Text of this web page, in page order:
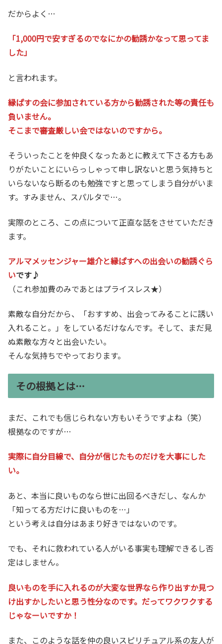
だからよく…
「1,000円で安すぎるのでなにかの勧誘かなって思ってま
した」
と言われます。
縁ぱすの会に参加されている方から勧誘された等の責任も
負いません。
そこまで審査厳しい会ではないのですから。
そういったことを仲良くなったあとに教えて下さる方もあ
りがたいことにいらっしゃって申し訳ないと思う気持ちと
いらないなら断るのも勉強ですと思ってしまう自分がいま
す。すみません、スパルタで…。
実際のところ、この点について正直な話をさせていただき
ます。
アルマメッセンジャー雄介と縁ぱすへの出会いの勧誘ぐら
いです♪
（これ参加費のみであとはプライスレス★）
素敵な自分だから、「おすすめ、出会ってみることに誘い
入れること。」をしているだけなんです。そして、まだ見
ぬ素敵な方々と出会いたい。
そんな気持ちでやっております。
その根拠とは…
まだ、これでも信じられない方もいそうですよね（笑）
根拠なのですが…
実際に自分目線で、自分が信じたものだけを大事にした
い。
あと、本当に良いものなら世に出回るべきだし、なんか
「知ってる方だけに良いものを…」
という考えは自分はあまり好きではないのです。
でも、それに救われている人がいる事実も理解できるし否
定はしません。
良いものを手に入れるのが大変な世界なら作り出すか見つ
け出すかしたいと思う性分なのです。だってワクワクする
じゃなーいですか！
また、このような話を仲の良いスピリチュアル系の友人が